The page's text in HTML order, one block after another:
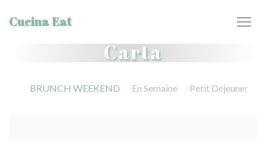
Cucina Eat
Carta
BRUNCH WEEKEND En Semaine Petit Déjeuner